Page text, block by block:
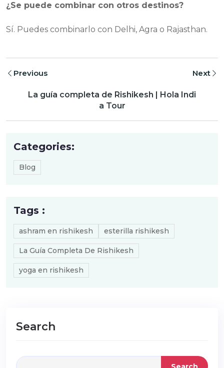
¿Se puede combinar con otros destinos?
Sí. Puedes combinarlo con Delhi, Agra o Rajasthan.
Previous
La guía completa de Rishikesh | Hola Indi
a Tour
Next
Categories:
Blog
Tags :
ashram en rishikesh esterilla rishikesh
La Guía Completa De Rishikesh
yoga en rishikesh
Search